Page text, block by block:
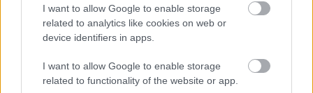
I want to allow Google to enable storage
related to analytics like cookies on web or
device identifiers in apps.
I want to allow Google to enable storage
related to functionality of the website or app.
TESTS. Kuras valsts
numurzīme redzama
attēlā? Tikai retais šajā
testā iegūst vismaz 90%